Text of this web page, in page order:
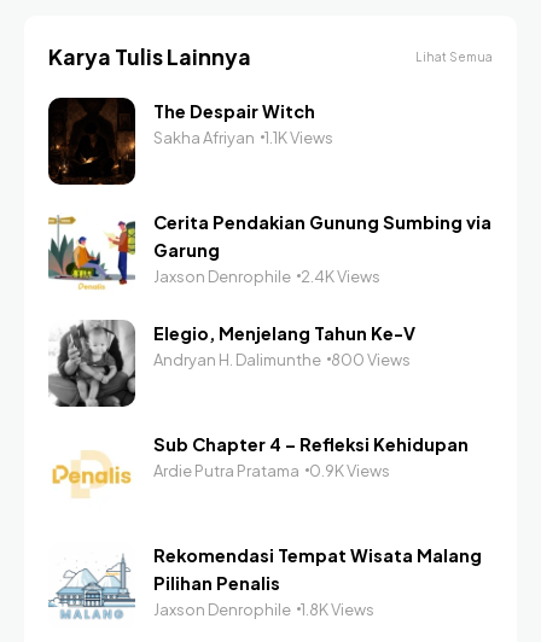
Karya Tulis Lainnya Lihat Semua
The Despair Witch
Sakha Afriyan 1.1K Views
Cerita Pendakian Gunung Sumbing via
Garung
Jaxson Denrophile 2.4K Views
Elegio, Menjelang Tahun Ke-V
Andryan H. Dalimunthe 800 Views
Sub Chapter 4 – Refleksi Kehidupan
Ardie Putra Pratama 0.9K Views
Rekomendasi Tempat Wisata Malang
Pilihan Penalis
Jaxson Denrophile 1.8K Views